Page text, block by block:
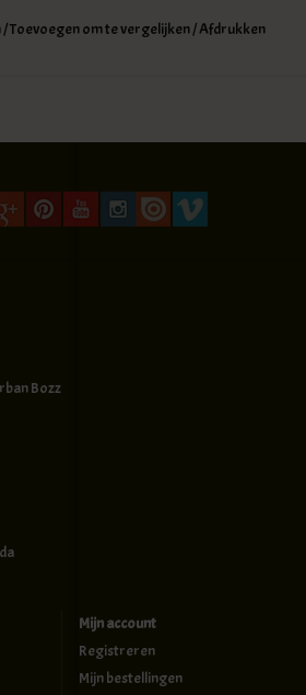
/Toevoegen om te vergelijken/Afdrukken
Bozz
Mijn account
Registreren
Mijn bestellingen